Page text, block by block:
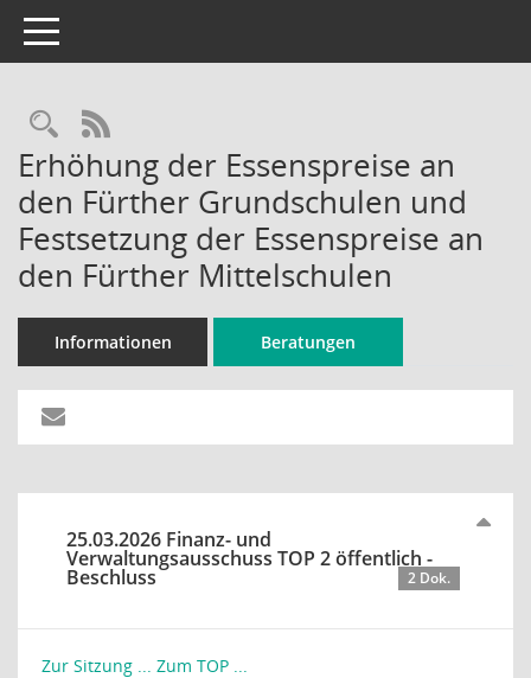
Toggle navigation
Rechercheauswahl
RSS-Feed
Erhöhung der Essenspreise an
den Fürther Grundschulen und
Festsetzung der Essenspreise an
den Fürther Mittelschulen
Informationen Beratungen
25.03.2026 Finanz- und
Verwaltungsausschuss TOP 2 öffentlich -
Beschluss 2 Dok.
Zur Sitzung ... Zum TOP ...